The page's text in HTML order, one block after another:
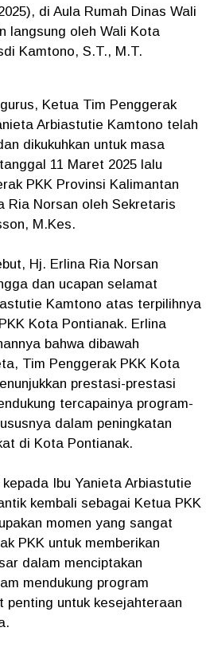
di Aula Rumah Dinas Wali
langsung oleh Wali Kota
Kamtono, S.T., M.T.
Ketua Tim Penggerak
Arbiastutie Kamtono telah
dikukuhkan untuk masa
11 Maret 2025 lalu
PKK Provinsi Kalimantan
Ria Norsan oleh Sekretaris
M.Kes.
Hj. Erlina Ria Norsan
dan ucapan selamat
Kamtono atas terpilihnya
Kota Pontianak. Erlina
bahwa dibawah
Tim Penggerak PKK Kota
prestasi-prestasi
tercapainya program-
dalam peningkatan
di Kota Pontianak.
Ibu Yanieta Arbiastutie
kembali sebagai Ketua PKK
momen yang sangat
PKK untuk memberikan
dalam menciptakan
mendukung program
penting untuk kesejahteraan